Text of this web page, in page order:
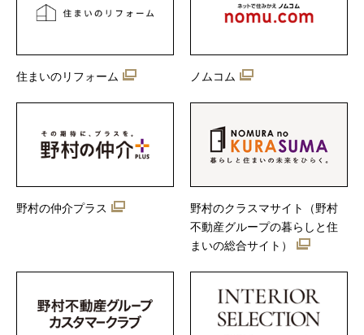
住まいのリフォーム ノムコム
野村の仲介プラス
野村のクラスマサイト（野村
不動産グループの暮らしと住
まいの総合サイト）